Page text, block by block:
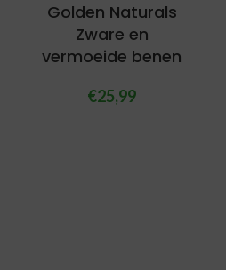
Golden Naturals
Zware en
vermoeide benen
€25,99